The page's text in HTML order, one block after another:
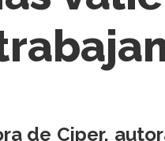
de Ciper,